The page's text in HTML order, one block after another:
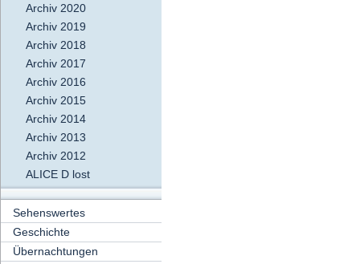
Archiv 2020
Archiv 2019
Archiv 2018
Archiv 2017
Archiv 2016
Archiv 2015
Archiv 2014
Archiv 2013
Archiv 2012
ALICE D lost
Sehenswertes
Geschichte
Übernachtungen